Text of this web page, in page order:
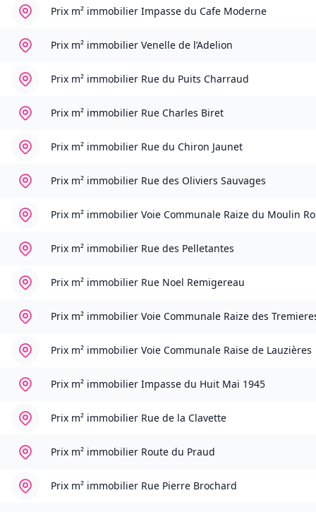
Prix m² immobilier Impasse du Cafe Moderne
Prix m² immobilier Venelle de l’Adelion
Prix m² immobilier Rue du Puits Charraud
Prix m² immobilier Rue Charles Biret
Prix m² immobilier Rue du Chiron Jaunet
Prix m² immobilier Rue des Oliviers Sauvages
Prix m² immobilier Voie Communale Raize du Moulin
Prix m² immobilier Rue des Pelletantes
Prix m² immobilier Rue Noel Remigereau
Prix m² immobilier Voie Communale Raize des
Prix m² immobilier Voie Communale Raise de Lauzières
Prix m² immobilier Impasse du Huit Mai 1945
Prix m² immobilier Rue de la Clavette
Prix m² immobilier Route du Praud
Prix m² immobilier Rue Pierre Brochard